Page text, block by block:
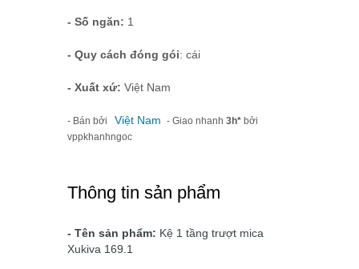
- Số ngăn: 1
- Quy cách đóng gói: cái
- Xuất xứ: Việt Nam
- Bán bởi Việt Nam - Giao nhanh 3h* bởi
vppkhanhngoc
Thông tin sản phẩm
- Tên sản phẩm: Kệ 1 tầng trượt mica
Xukiva 169.1